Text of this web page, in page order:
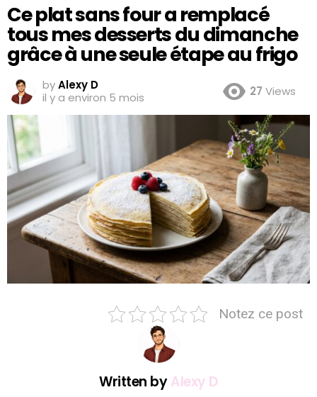
Ce plat sans four a remplacé
tous mes desserts du dimanche
grâce à une seule étape au frigo
byAlexy D
il y a environ 5 mois
27 Views
Notez ce post
Written byAlexy D